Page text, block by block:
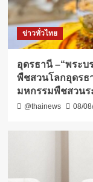
ข่าวทั่วไทย
อุดรธานี –“พระ
พืชสวนโลกอุดรธ
มหกรรมพืชสวนร
@thainews 08/